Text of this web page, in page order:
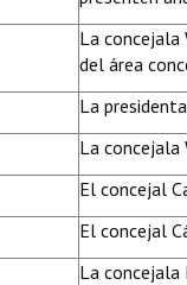
La
del área
La
La concejala
El concejal
El concejal
La